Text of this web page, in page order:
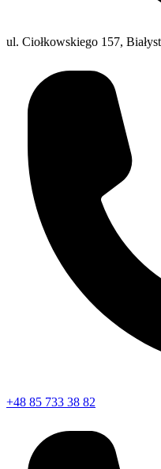
ul. Ciołkowskiego 157,
+48 85 733 38 82